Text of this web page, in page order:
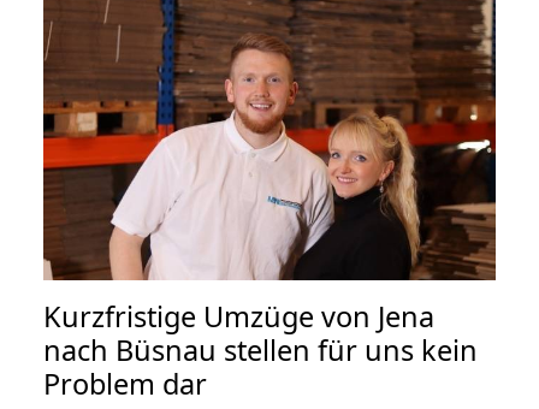
Kurzfristige Umzüge von Jena
nach Büsnau stellen für uns kein
Problem dar